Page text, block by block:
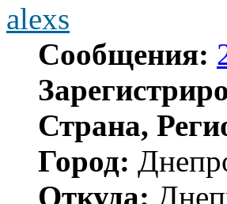
alexs
Сообщения:
Страна,
Город:
Откуда: